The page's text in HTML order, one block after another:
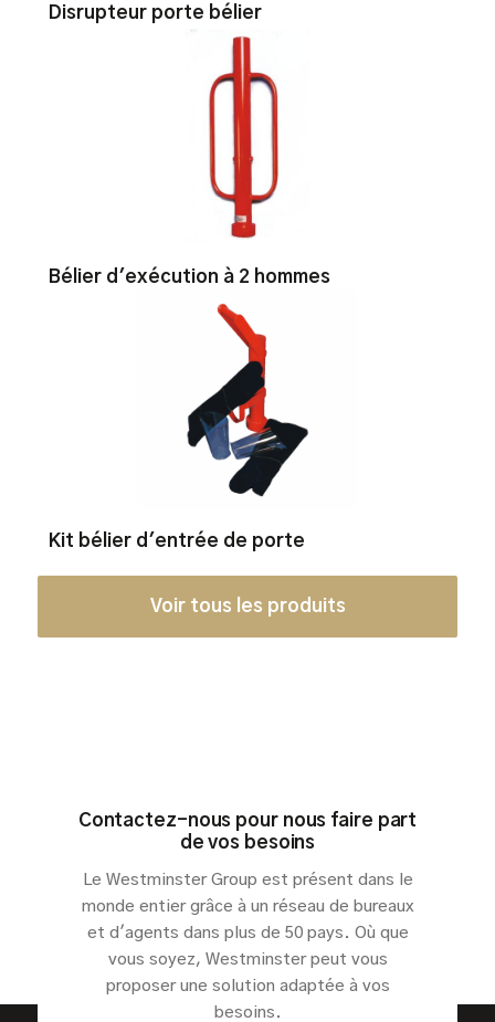
Disrupteur porte bélier
Bélier d'exécution à 2 hommes
Kit bélier d'entrée de porte
Voir tous les produits
Contactez-nous pour nous faire part
de vos besoins
Le Westminster Group est présent dans le
monde entier grâce à un réseau de bureaux
et d'agents dans plus de 50 pays. Où que
vous soyez, Westminster peut vous
proposer une solution adaptée à vos
besoins.